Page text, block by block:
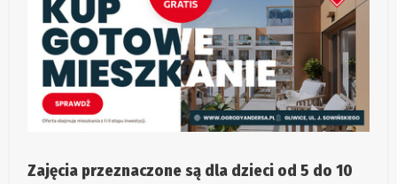
Zajęcia przeznaczone są dla dzieci od 5 do 10